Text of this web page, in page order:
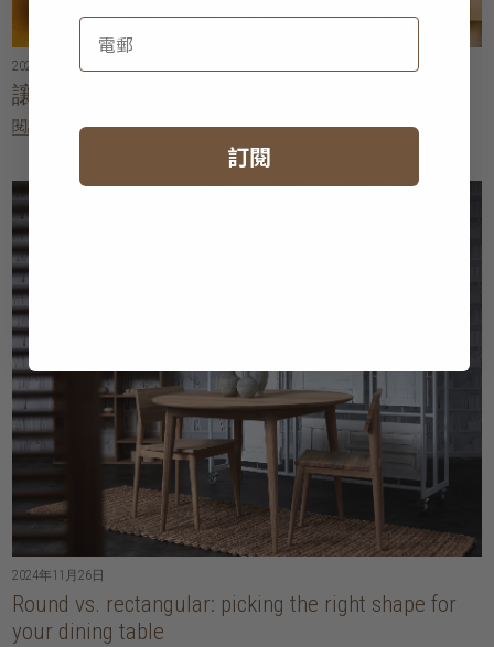
2025年04月18日
讓家居更整齊的理念
閱讀更多
2024年11月26日
Round vs. rectangular: picking the right shape for
your dining table
訂閱